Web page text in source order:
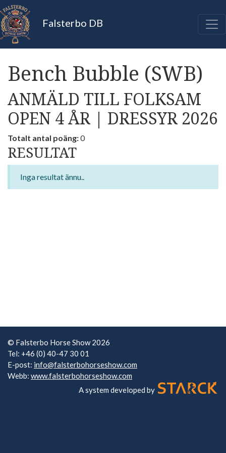
Falsterbo DB
Bench Bubble (SWB)
ANMÄLD TILL FOLKSAM
OPEN 4 ÅR | DRESSYR 2026
Totalt antal poäng:0
RESULTAT
Inga resultat ännu..
© Falsterbo Horse Show 2026
Tel: +46 (0) 40-47 30 01
E-post: info@falsterbohorseshow.com
Webb: www.falsterbohorseshow.com
A system developed by